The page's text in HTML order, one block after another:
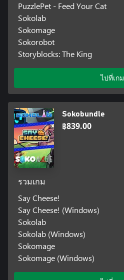
PuzzlePet - Feed Your Cat
Sokolab
Sokomage
Sokorobot
Storyblocks: The King
ไปที่เกม
Sokobundle
฿839.00
รวมเกม
Say Cheese!
Say Cheese! (Windows)
Sokolab
Sokolab (Windows)
Sokomage
Sokomage (Windows)